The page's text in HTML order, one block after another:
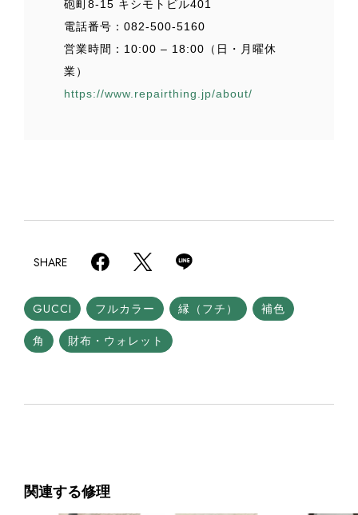
砲町8-15 キシモトビル401
電話番号：082-500-5160
営業時間：10:00 – 18:00（日・月曜休
業）
https://www.repairthing.jp/about/
SHARE
GUCCI フルカラー 縁（フチ）
補色
角
財布・ウォレット
関連する修理